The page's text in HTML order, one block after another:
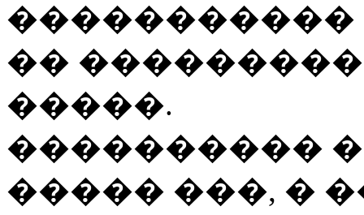
�����������
��
�����.
����������
����� ���, �